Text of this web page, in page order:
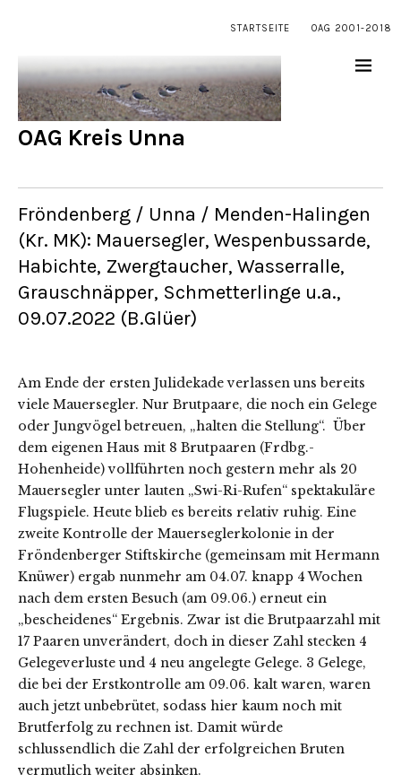
STARTSEITE OAG 2001-2018
OAG Kreis Unna
Fröndenberg / Unna / Menden-Halingen
(Kr. MK): Mauersegler, Wespenbussarde,
Habichte, Zwergtaucher, Wasserralle,
Grauschnäpper, Schmetterlinge u.a.,
09.07.2022 (B.Glüer)
Am Ende der ersten Julidekade verlassen uns bereits
viele Mauersegler. Nur Brutpaare, die noch ein Gelege
oder Jungvögel betreuen, „halten die Stellung“. Über
dem eigenen Haus mit 8 Brutpaaren (Frdbg.-
Hohenheide) vollführten noch gestern mehr als 20
Mauersegler unter lauten „Swi-Ri-Rufen“ spektakuläre
Flugspiele. Heute blieb es bereits relativ ruhig. Eine
zweite Kontrolle der Mauerseglerkolonie in der
Fröndenberger Stiftskirche (gemeinsam mit Hermann
Knüwer) ergab nunmehr am 04.07. knapp 4 Wochen
nach dem ersten Besuch (am 09.06.) erneut ein
„bescheidenes“ Ergebnis. Zwar ist die Brutpaarzahl mit
17 Paaren unverändert, doch in dieser Zahl stecken 4
Gelegeverluste und 4 neu angelegte Gelege. 3 Gelege,
die bei der Erstkontrolle am 09.06. kalt waren, waren
auch jetzt unbebrütet, sodass hier kaum noch mit
Brutferfolg zu rechnen ist. Damit würde
schlussendlich die Zahl der erfolgreichen Bruten
vermutlich weiter absinken.